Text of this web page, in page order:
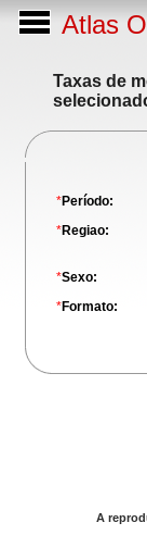
Atlas
Taxas de
*Período:
*Regiao:
*Sexo:
*Formato:
A